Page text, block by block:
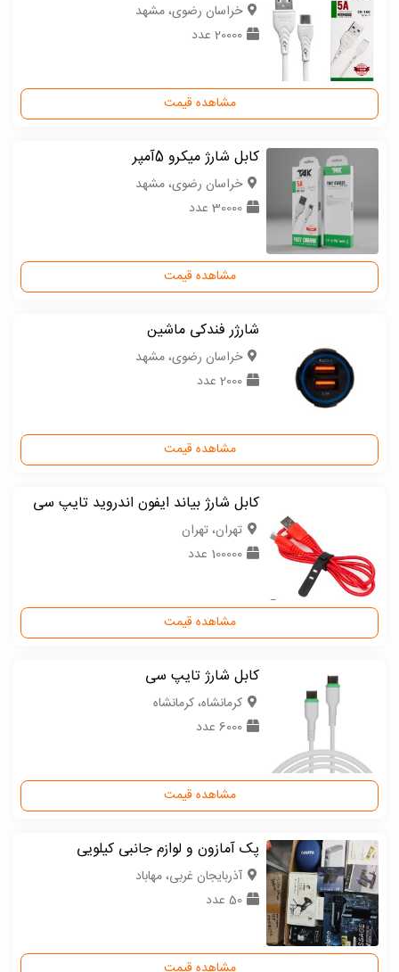
خراسان رضوی، مشهد
20000 عدد
مشاهده قیمت
کابل شارژ میکرو 5آمپر
خراسان رضوی، مشهد
30000 عدد
مشاهده قیمت
شارژر فندکی ماشین
خراسان رضوی، مشهد
2000 عدد
مشاهده قیمت
کابل شارژ بیاند ایفون اندروید تایپ سی
تهران، تهران
100000 عدد
مشاهده قیمت
کابل شارژ تایپ سی
كرمانشاه، کرمانشاه
6000 عدد
مشاهده قیمت
پک آمازون و لوازم جانبی کیلویی
آذربایجان غربی، مهاباد
50 عدد